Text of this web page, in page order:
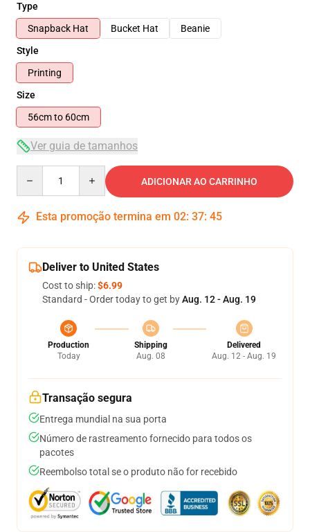
Type
Snapback Hat
Bucket Hat
Beanie
Style
Printing
Size
56cm to 60cm
Ver guia de tamanhos
ADICIONAR AO CARRINHO
Esta promoção termina em 02: 37: 45
Deliver to United States
Cost to ship:$6.99
Standard - Order today to get byAug. 12 - Aug. 19
Production
Today
Shipping
Aug. 08
Delivered
Aug. 12 - Aug. 19
Transação segura
Entrega mundial na sua porta
Número de rastreamento fornecido para todos os
pacotes
Reembolso total se o produto não for recebido